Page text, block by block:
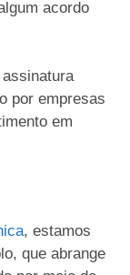
acordo
por empresas
em
, estamos
que abrange